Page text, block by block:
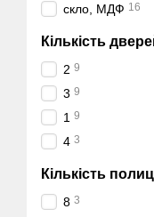
скло, МДФ 16
Кількість
2 9
3 9
1 9
4 3
Кількість
8 3